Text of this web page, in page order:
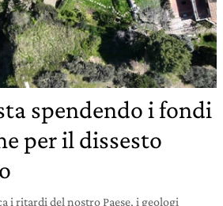
spendendo i fondi
per il dissesto
i ritardi del nostro Paese, i geologi